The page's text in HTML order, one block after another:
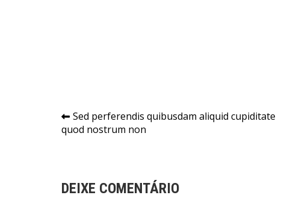
Navegação
de
Sed perferendis quibusdam aliquid cupiditate
quod nostrum non
DEIXE COMENTÁRIO